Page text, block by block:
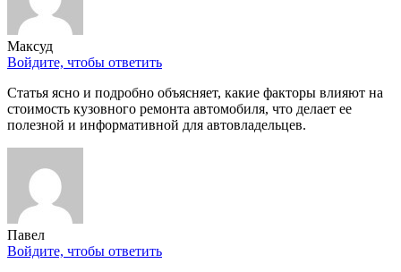
Максуд
Войдите, чтобы ответить
Статья ясно и подробно объясняет, какие факторы влияют на
стоимость кузовного ремонта автомобиля, что делает ее
полезной и информативной для автовладельцев.
Павел
Войдите, чтобы ответить